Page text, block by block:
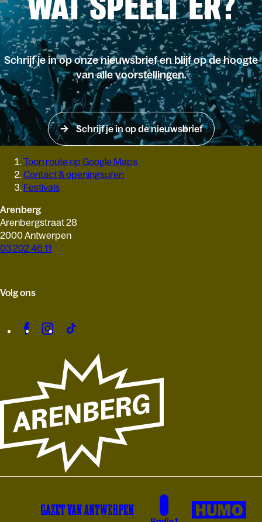
Schrijf je in op onze nieuwsbrief en blijf op de hoogte
van alle voorstellingen.
Schrijf je in op de nieuwsbrief
Toon route op Google Maps
Contact & openingsuren
Festivals
Arenberg
Arenbergstraat 28
2000 Antwerpen
03 202 46 11
Volg ons